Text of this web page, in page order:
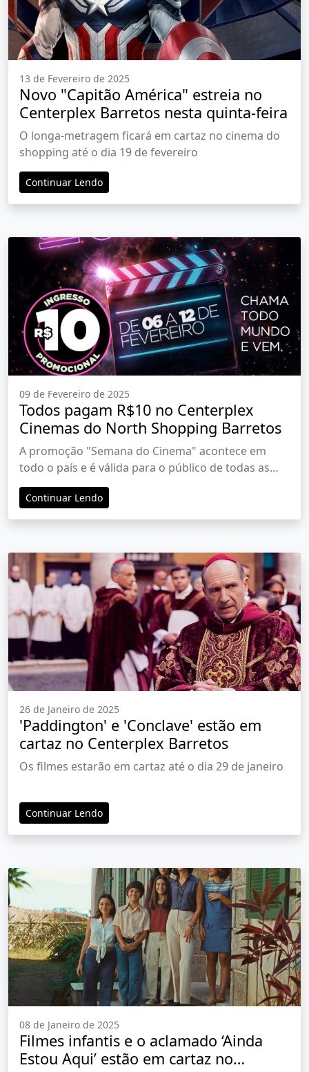
13 de Fevereiro de 2025
Novo "Capitão América" estreia no
Centerplex Barretos nesta quinta-feira
O longa-metragem ficará em cartaz no cinema do
shopping até o dia 19 de fevereiro
Continuar Lendo
09 de Fevereiro de 2025
Todos pagam R$10 no Centerplex
Cinemas do North Shopping Barretos
A promoção "Semana do Cinema" acontece em
todo o país e é válida para o público de todas as
idades
Continuar Lendo
26 de Janeiro de 2025
'Paddington' e 'Conclave' estão em
cartaz no Centerplex Barretos
Os filmes estarão em cartaz até o dia 29 de janeiro
Continuar Lendo
08 de Janeiro de 2025
Filmes infantis e o aclamado ‘Ainda
Estou Aqui’ estão em cartaz no